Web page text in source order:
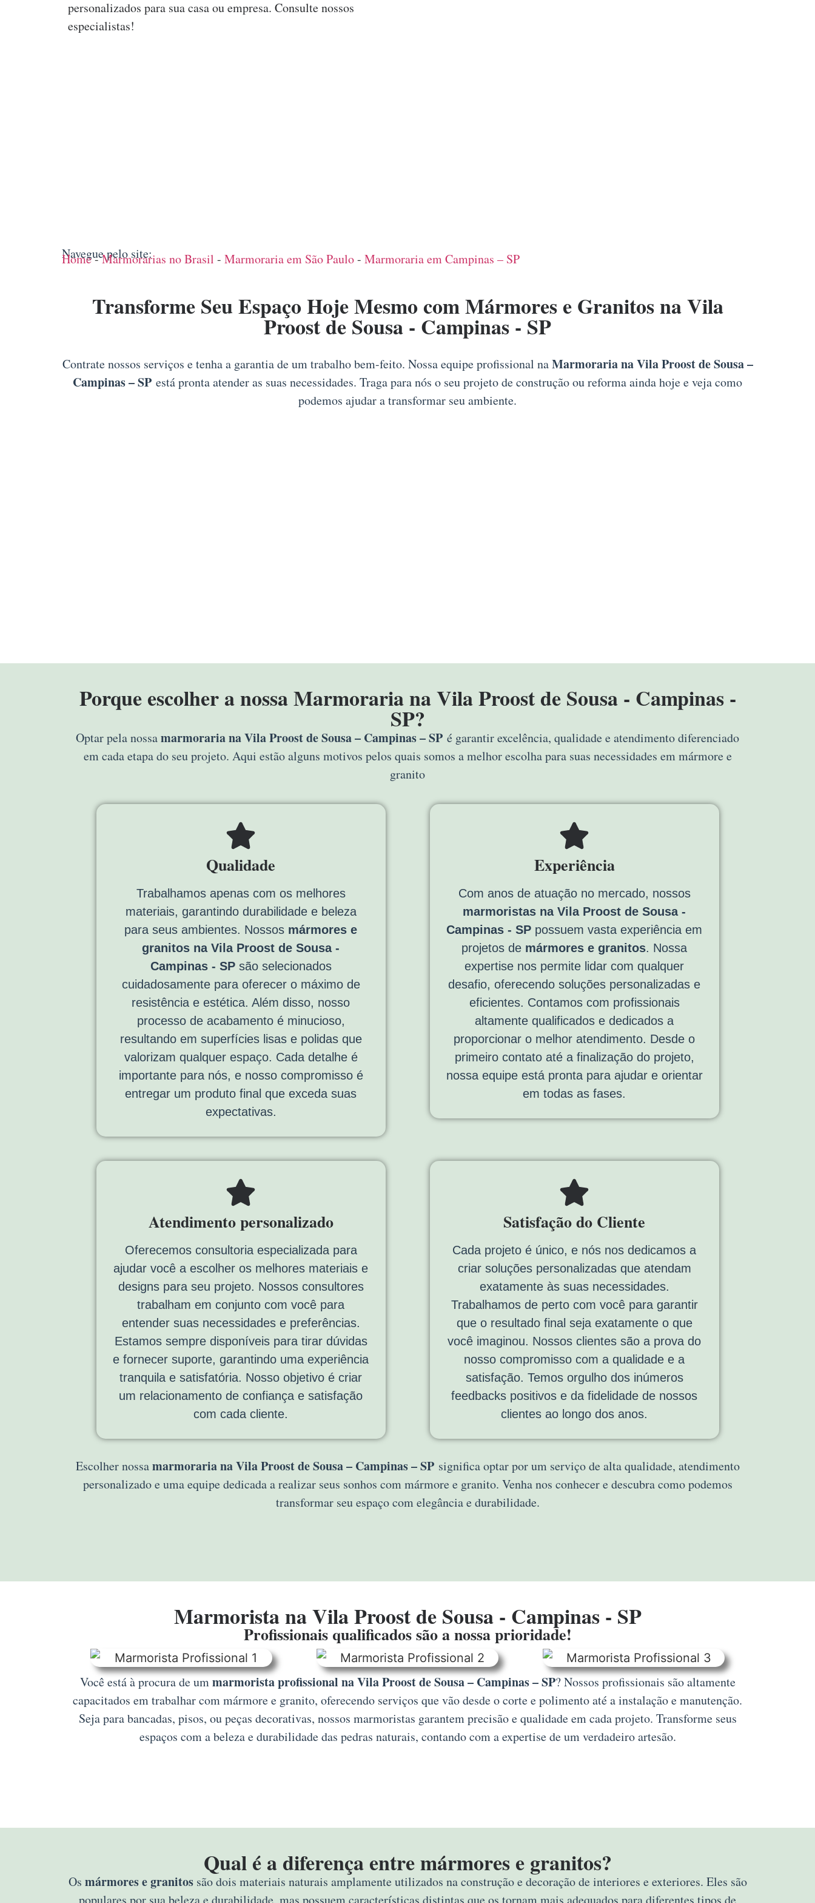
personalizados para sua casa ou empresa. Consulte nossos
especialistas!
Navegue pelo site:
Home-Marmorarias no Brasil - Marmoraria em São Paulo- Marmoraria em Campinas – SP
Transforme Seu Espaço Hoje Mesmo com Mármores e Granitos na Vila
Proost de Sousa - Campinas - SP
Contrate nossos serviços e tenha a garantia de um trabalho bem-feito. Nossa equipe profissional naMarmoraria na Vila Proost de Sousa –
Campinas – SP está pronta atender as suas necessidades. Traga para nós o seu projeto de construção ou reforma ainda hoje e veja como
podemos ajudar a transformar seu ambiente.
Porque escolher a nossa Marmoraria na Vila Proost de Sousa - Campinas -
SP?
Optar pela nossamarmoraria na Vila Proost de Sousa – Campinas – SP é garantir excelência, qualidade e atendimento diferenciado
em cada etapa do seu projeto. Aqui estão alguns motivos pelos quais somos a melhor escolha para suas necessidades em mármore e
granito
Qualidade
Trabalhamos apenas com os melhores
materiais, garantindo durabilidade e beleza
para seus ambientes. Nossos mármores e
granitos na Vila Proost de Sousa -
Campinas - SPsão selecionados
cuidadosamente para oferecer o máximo de
resistência e estética. Além disso, nosso
processo de acabamento é minucioso,
resultando em superfícies lisas e polidas que
valorizam qualquer espaço. Cada detalhe é
importante para nós, e nosso compromisso é
entregar um produto final que exceda suas
expectativas.
Experiência
Com anos de atuação no mercado, nossos
marmoristas na Vila Proost de Sousa -
Campinas - SP possuem vasta experiência em
projetos de mármores e granitos. Nossa
expertise nos permite lidar com qualquer
desafio, oferecendo soluções personalizadas e
eficientes. Contamos com profissionais
altamente qualificados e dedicados a
proporcionar o melhor atendimento. Desde o
primeiro contato até a finalização do projeto,
nossa equipe está pronta para ajudar e orientar
em todas as fases.
Atendimento personalizado
Oferecemos consultoria especializada para
ajudar você a escolher os melhores materiais e
designs para seu projeto. Nossos consultores
trabalham em conjunto com você para
entender suas necessidades e preferências.
Estamos sempre disponíveis para tirar dúvidas
e fornecer suporte, garantindo uma experiência
tranquila e satisfatória. Nosso objetivo é criar
um relacionamento de confiança e satisfação
com cada cliente.
Satisfação do Cliente
Cada projeto é único, e nós nos dedicamos a
criar soluções personalizadas que atendam
exatamente às suas necessidades.
Trabalhamos de perto com você para garantir
que o resultado final seja exatamente o que
você imaginou. Nossos clientes são a prova do
nosso compromisso com a qualidade e a
satisfação. Temos orgulho dos inúmeros
feedbacks positivos e da fidelidade de nossos
clientes ao longo dos anos.
Escolher nossamarmoraria na Vila Proost de Sousa – Campinas – SPsignifica optar por um serviço de alta qualidade, atendimento
personalizado e uma equipe dedicada a realizar seus sonhos com mármore e granito. Venha nos conhecer e descubra como podemos
transformar seu espaço com elegância e durabilidade.
Marmorista na Vila Proost de Sousa - Campinas - SP
Profissionais qualificados são a nossa prioridade!
Você está à procura de ummarmorista profissional na Vila Proost de Sousa – Campinas – SP? Nossos profissionais são altamente
capacitados em trabalhar com mármore e granito, oferecendo serviços que vão desde o corte e polimento até a instalação e manutenção.
Seja para bancadas, pisos, ou peças decorativas, nossos marmoristas garantem precisão e qualidade em cada projeto. Transforme seus
espaços com a beleza e durabilidade das pedras naturais, contando com a expertise de um verdadeiro artesão.
Qual é a diferença entre mármores e granitos?
Os mármores e granitossão dois materiais naturais amplamente utilizados na construção e decoração de interiores e exteriores. Eles são
populares por sua beleza e durabilidade, mas possuem características distintas que os tornam mais adequados para diferentes tipos de